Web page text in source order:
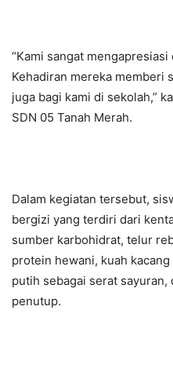
“Kami sangat
Kehadiran mereka memberi
juga bagi kami di sekolah,”
SDN 05 Tanah Merah.
Dalam kegiatan tersebut,
bergizi yang terdiri dari
sumber karbohidrat, telur
protein hewani, kuah
putih sebagai serat sayuran,
penutup.